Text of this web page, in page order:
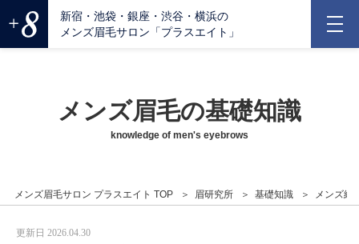
新宿・池袋・銀座・渋谷・横浜の
メンズ眉毛サロン「プラスエイト」
メンズ眉毛の基礎知識
knowledge of men's eyebrows
メンズ眉毛サロン プラスエイト TOP 眉研究所 基礎知識 メンズ細
更新日 2026.04.30